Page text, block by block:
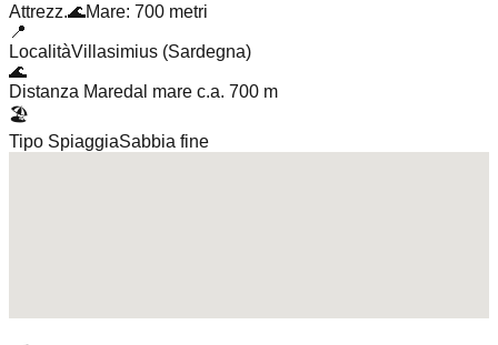
Attrezz.🌊Mare: 700 metri
📍
LocalitàVillasimius (Sardegna)
🌊
Distanza Maredal mare c.a. 700 m
🏖️
Tipo SpiaggiaSabbia fine